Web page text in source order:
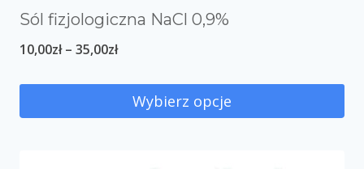
Sól fizjologiczna NaCl 0,9%
10,00zł – 35,00zł
Wybierz opcje